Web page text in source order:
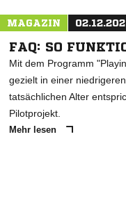
MAGAZIN
FAQ: SO
Mit dem Programm
gezielt in einer
tatsächlichen Alter
Pilotprojekt.
Mehr lesen